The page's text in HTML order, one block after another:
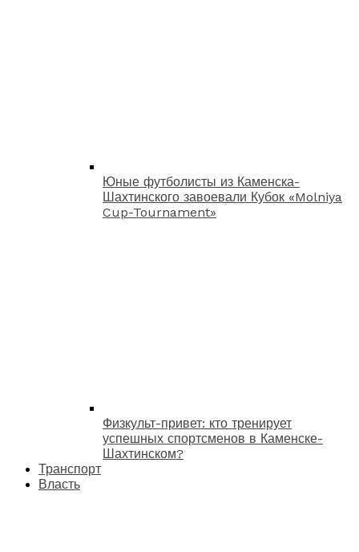
Юные футболисты из Каменска-
Шахтинского завоевали Кубок «Molniya
Cup-Tournament»
Физкульт-привет: кто тренирует
успешных спортсменов в Каменске-
Шахтинском?
Транспорт
Власть